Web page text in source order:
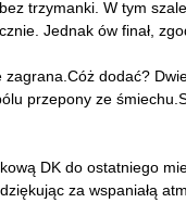
trzymanki. W tym
Jednak ów finał,
dodać?
przepony ze
DK do ostatniego
za wspaniałą